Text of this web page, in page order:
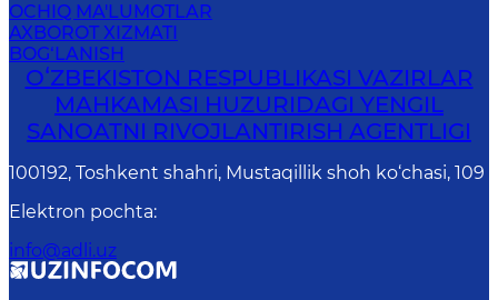
OCHIQ MA'LUMOTLAR
AXBOROT XIZMATI
BOG‘LANISH
OʻZBEKISTON RESPUBLIKASI VAZIRLAR
MAHKAMASI HUZURIDAGI YENGIL
SANOATNI RIVOJLANTIRISH AGENTLIGI
100192, Toshkent shahri, Mustaqillik shoh ko‘chasi, 109
Elektron pochta:
info@adli.uz